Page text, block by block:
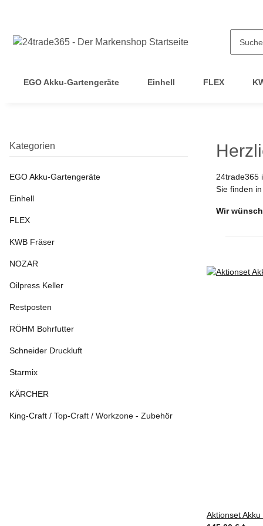
EGO Akku-Gartengeräte Einhell FLEX
24trade365
Sie finden
Wir
Aktionset
Kategorien
EGO Akku-Gartengeräte
Einhell
FLEX
KWB Fräser
NOZAR
Oilpress Keller
Restposten
RÖHM Bohrfutter
Schneider Druckluft
Starmix
KÄRCHER
King-Craft / Top-Craft / Workzone - Zubehör